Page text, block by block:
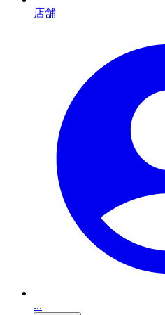
店舗
...